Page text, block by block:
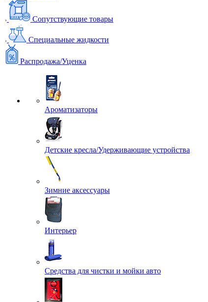
Сопутствующие товары
Специальные жидкости
Распродажа/Уценка
Ароматизаторы
Детские кресла/Удерживающие устройства
Зимние аксессуары
Интерьер
Средства для чистки и мойки авто